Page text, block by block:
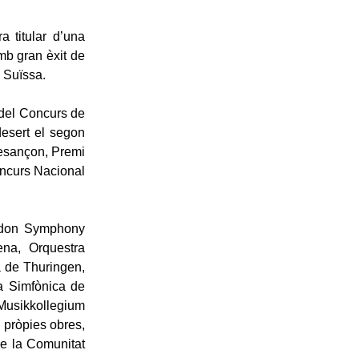
titular d’una
gran èxit de
Suïssa.
Concurs de
el segon
Premi
Nacional
Symphony
Orquestra
de Thuringen,
Simfònica de
obres,
la Comunitat